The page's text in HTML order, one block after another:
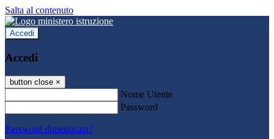
Salta al contenuto
Accedi
Accedi
button close ×
Nome Utente
Password
Password dimenticata?